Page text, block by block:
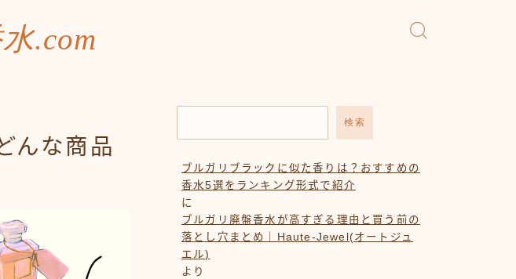
.com
んな商品
検索
ブルガリブラックに似た香りは？おすすめの
香水5選をランキング形式で紹介
に
ブルガリ廃盤香水が高すぎる理由と買う前の
落とし穴まとめ｜Haute-Jewel(オートジュ
エル)
より